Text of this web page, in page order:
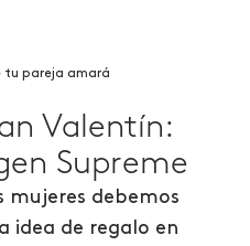
Valentín:
Supreme
mujeres debemos
idea de regalo en